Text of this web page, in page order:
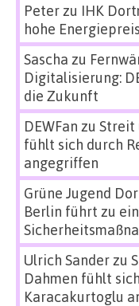
Peterzu IHK
hohe
Sascha zu
Digitalisierung:
die Zukunft
DEWFan zu Streit
fühlt sich durch
angegriffen
Grüne Jugend
Berlin führt zu
Ulrich Sanderzu
Dahmen fühlt
Karacakurtoglu